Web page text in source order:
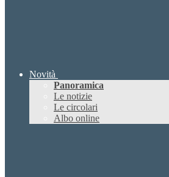
Novità
Panoramica
Le notizie
Le circolari
Albo online